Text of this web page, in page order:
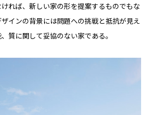
れば、新しい家の形を提案するものでもな
インの背景には問題への挑戦と抵抗が見え
質に関して妥協のない家である。